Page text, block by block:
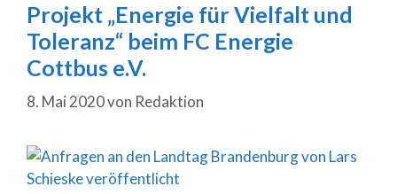
Projekt „Energie für Vielfalt und
Toleranz“ beim FC Energie
Cottbus e.V.
8. Mai 2020von Redaktion